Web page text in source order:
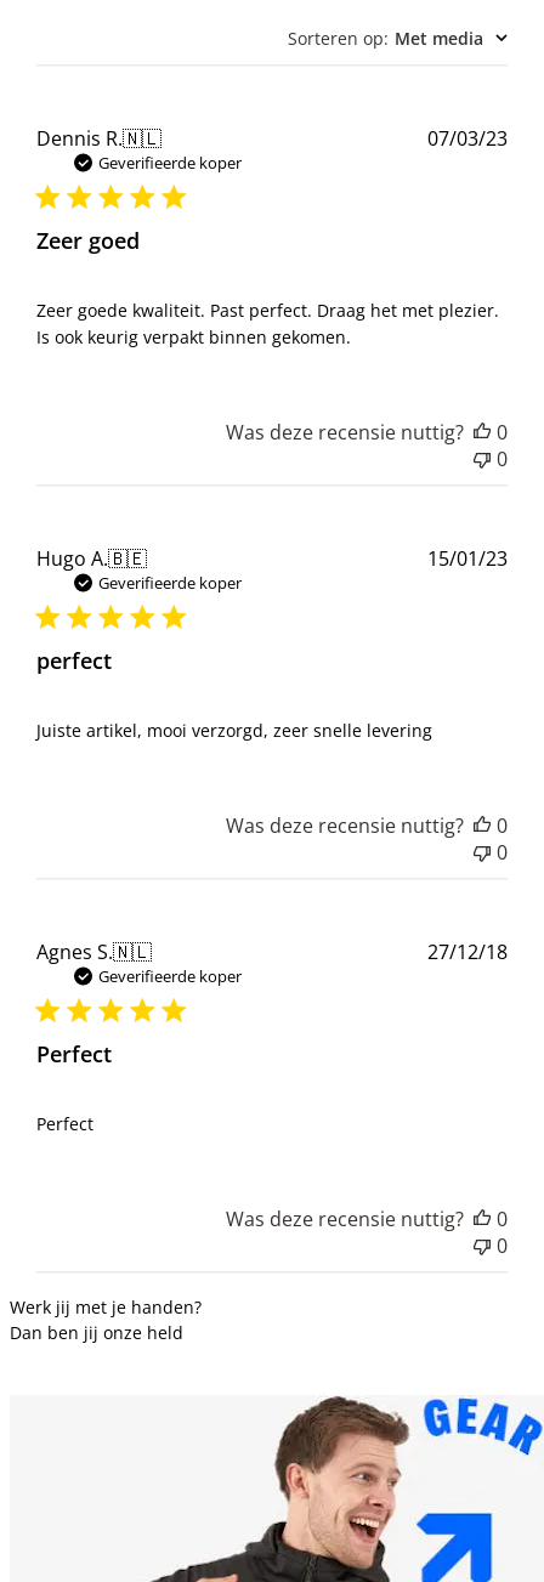
Sorteren op: Met media
Dennis R.🇳🇱
Geverifieerde koper
Zeer goed
Zeer goede kwaliteit. Past perfect. Draag het met plezier.
Is ook keurig verpakt binnen gekomen.
07/03/23
Was deze recensie nuttig?
0
0
Hugo A.🇧🇪
Geverifieerde koper
perfect
Juiste artikel, mooi verzorgd, zeer snelle levering
15/01/23
Was deze recensie nuttig?
0
0
Agnes S.🇳🇱
Geverifieerde koper
Perfect
Perfect
27/12/18
Was deze recensie nuttig?
0
0
Werk jij met je handen?
Dan ben jij onze held